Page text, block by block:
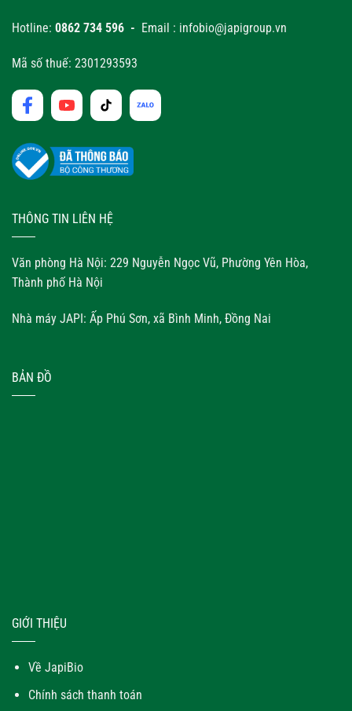
Hotline: 0862 734 596 - Email : infobio@japigroup.vn
Mã số thuế: 2301293593
THÔNG TIN LIÊN HỆ
Văn phòng Hà Nội: 229 Nguyễn Ngọc Vũ, Phường Yên Hòa,
Thành phố Hà Nội
Nhà máy JAPI: Ấp Phú Sơn, xã Bình Minh, Đồng Nai
BẢN ĐỒ
GIỚI THIỆU
Về JapiBio
Chính sách thanh toán